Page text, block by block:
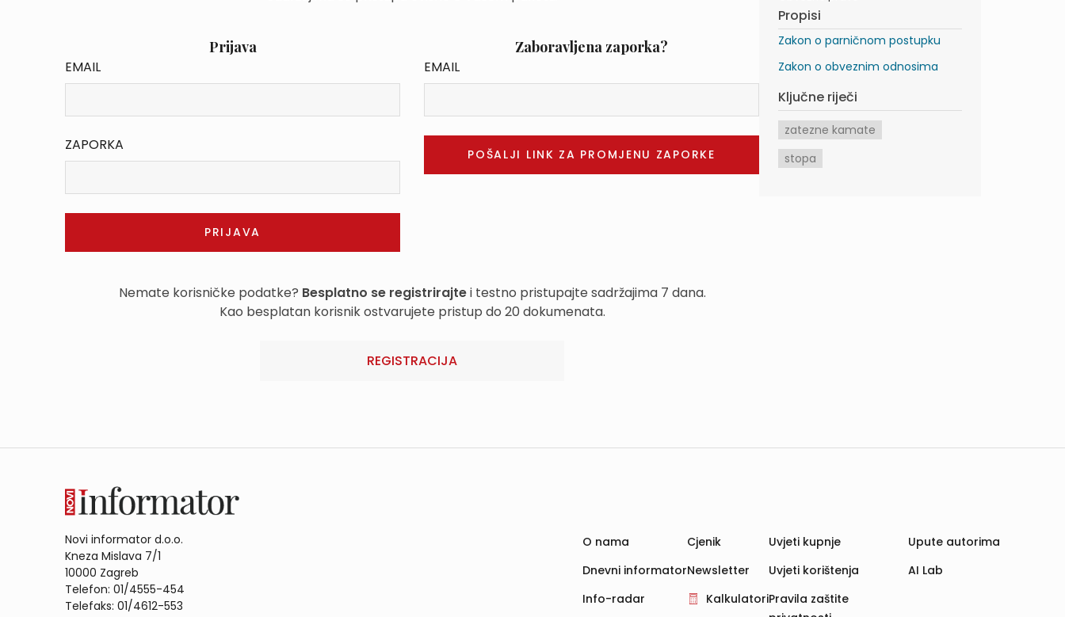
Prijava
EMAIL
ZAPORKA
Zaboravljena zaporka?
EMAIL
Nemate korisničke podatke? Besplatno se registrirajtei testno pristupajte sadržajima 7 dana.
Kao besplatan korisnik ostvarujete pristup do 20 dokumenata.
REGISTRACIJA
Propisi
Zakon o parničnom postupku
Zakon o obveznim odnosima
Ključne riječi
zatezne kamate
stopa
Novi informator d.o.o.
Kneza Mislava 7/1
10000 Zagreb
Telefon: 01/4555-454
Telefaks: 01/4612-553
O nama
Dnevni informator
Info-radar
Cjenik
Newsletter
Kalkulatori
Uvjeti kupnje
Uvjeti korištenja
Pravila zaštite
Upute autorima
AI Lab